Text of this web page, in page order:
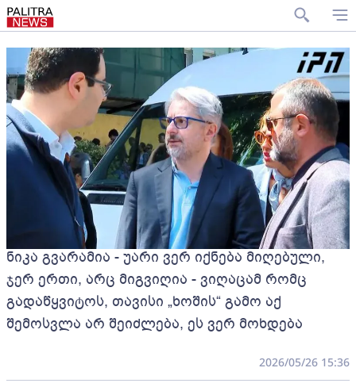
ნიკა გვარამია - უარი ვერ იქნება მიღებული,
ჯერ ერთი, არც მიგვიღია - ვიღაცამ რომც
გადაწყვიტოს, თავისი „ხოშის“ გამო აქ
შემოსვლა არ შეიძლება, ეს ვერ მოხდება
2026/05/26 15:36